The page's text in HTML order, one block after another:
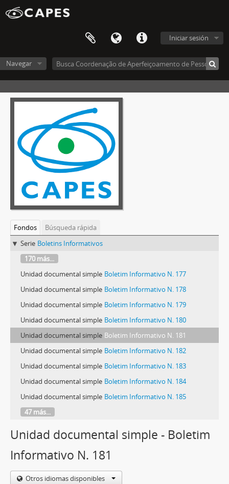
Iniciar sesión
Navegar
Fondos
Búsqueda rápida
Serie Boletins Informativos
170 más...
Unidad documental simple Boletim Informativo N. 177
Unidad documental simple Boletim Informativo N. 178
Unidad documental simple Boletim Informativo N. 179
Unidad documental simple Boletim Informativo N. 180
Unidad documental simple Boletim Informativo N. 181
Unidad documental simple Boletim Informativo N. 182
Unidad documental simple Boletim Informativo N. 183
Unidad documental simple Boletim Informativo N. 184
Unidad documental simple Boletim Informativo N. 185
47 más...
Unidad documental simple - Boletim
Informativo N. 181
Otros idiomas disponibles